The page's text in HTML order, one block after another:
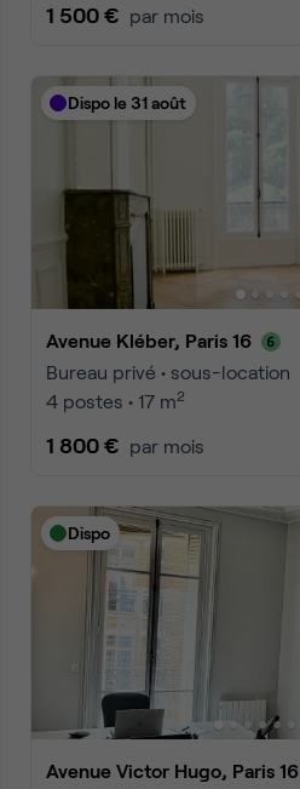
1 500 € par mois
Dispo le 31 août
Avenue Kléber, Paris 16
Bureau privé • sous-location
4 postes • 17 m2
1 800 € par mois
Dispo
Avenue Victor Hugo, Paris 16